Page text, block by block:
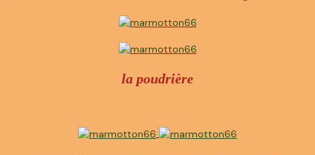
la poudrière